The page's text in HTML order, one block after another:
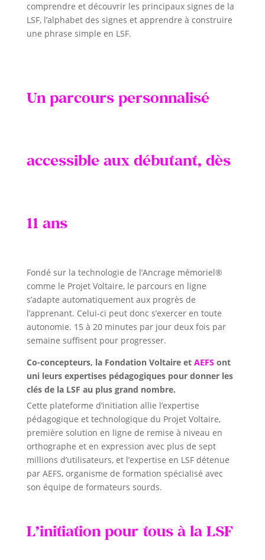
comprendre et découvrir les principaux signes de la
LSF, l’alphabet des signes et apprendre à construire
une phrase simple en LSF.
Un parcours personnalisé
accessible aux débutant, dès
11 ans
Fondé sur la technologie de l’Ancrage mémoriel®
comme le Projet Voltaire, le parcours en ligne
s’adapte automatiquement aux progrès de
l’apprenant. Celui-ci peut donc s’exercer en toute
autonomie. 15 à 20 minutes par jour deux fois par
semaine suffisent pour progresser.
Co-concepteurs, la Fondation Voltaire et AEFS ont
uni leurs expertises pédagogiques pour donner les
clés de la LSF au plus grand nombre.
Cette plateforme d’initiation allie l’expertise
pédagogique et technologique du Projet Voltaire,
première solution en ligne de remise à niveau en
orthographe et en expression avec plus de sept
millions d’utilisateurs, et l’expertise en LSF détenue
par AEFS, organisme de formation spécialisé avec
son équipe de formateurs sourds.
L’initiation pour tous à la LSF